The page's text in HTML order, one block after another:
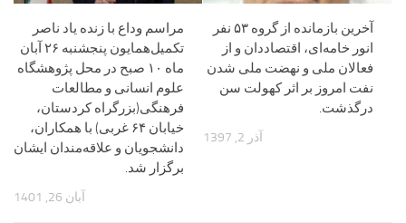
مراسم وداع با زنده یاد ناصر
تکمیل‌همایون پنجشنبه ۲۶ آبان
ماه ۱۰ صبح در محل پژوهشگاه
علوم انسانی و مطالعات
فرهنگی(بزرگراه کردستان،
خیابان ۶۴ غربی) با همکاران،
دانشجویان و علاقه‌مندان ایشان
برگزار شد.
آبان 26, 1401
آخرین بازمانده از گروه ۵۳ نفر
انور خامه‌ای، اقتصاددان و از
فعالان ملی و نهضت ملی‌ شدن
نفت امروز بر اثر کهولت سن
درگذشت.
آذر 2, 1397